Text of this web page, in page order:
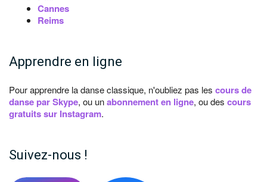
Cannes
Reims
Apprendre en ligne
Pour apprendre la danse classique, n'oubliez pas les cours de
danse par Skype, ou unabonnement en ligne, ou des cours
gratuits sur Instagram.
Suivez-nous !